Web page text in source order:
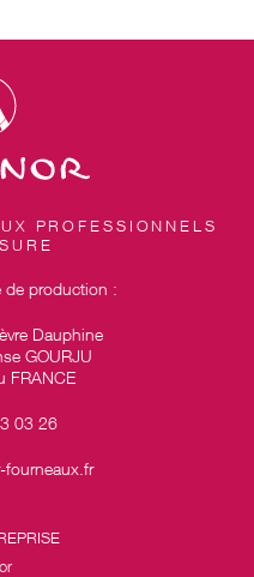
PROFESSIONNELS
de production :
Dauphine
GOURJU
FRANCE
03 26
fourneaux.fr